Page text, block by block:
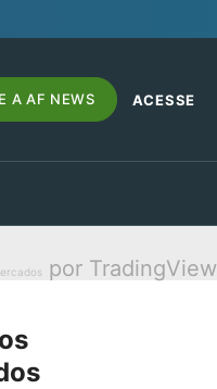
A AF NEWS ACESSE
por TradingView